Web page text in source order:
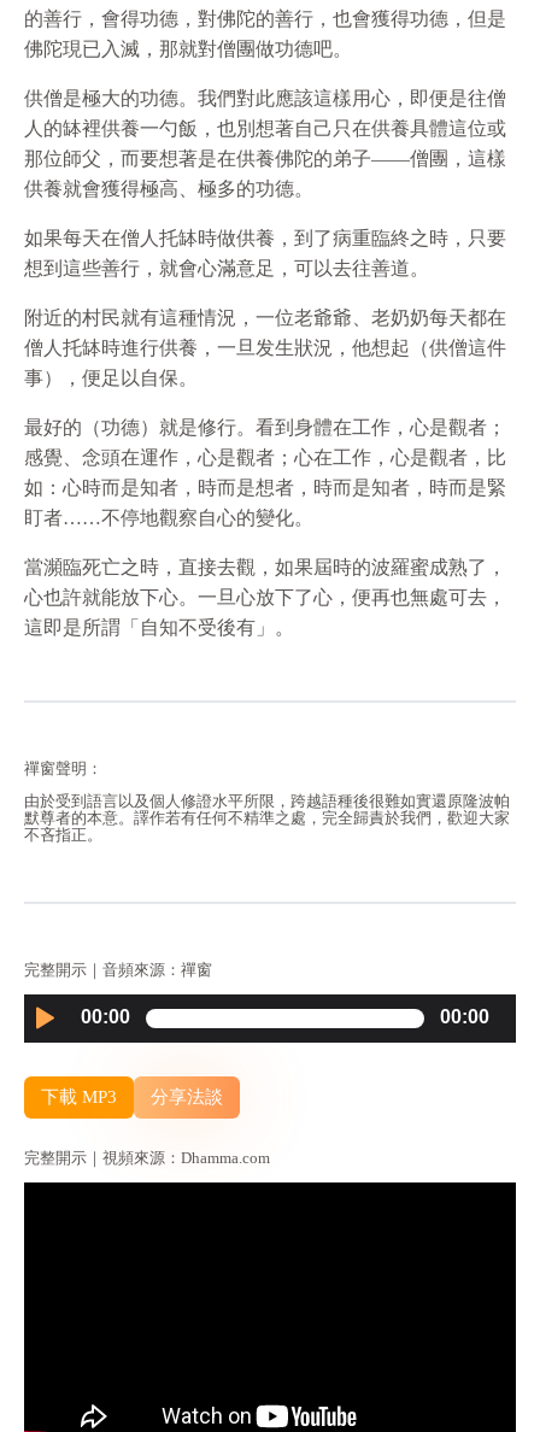
的善行，會得功德，對佛陀的善行，也會獲得功德，但是
佛陀現已入滅，那就對僧團做功德吧。
供僧是極大的功德。我們對此應該這樣用心，即便是往僧
人的缽裡供養一勺飯，也別想著自己只在供養具體這位或
那位師父，而要想著是在供養佛陀的弟子——僧團，這樣
供養就會獲得極高、極多的功德。
如果每天在僧人托缽時做供養，到了病重臨終之時，只要
想到這些善行，就會心滿意足，可以去往善道。
附近的村民就有這種情況，一位老爺爺、老奶奶每天都在
僧人托缽時進行供養，一旦发生狀況，他想起（供僧這件
事），便足以自保。
最好的（功德）就是修行。看到身體在工作，心是觀者；
感覺、念頭在運作，心是觀者；心在工作，心是觀者，比
如：心時而是知者，時而是想者，時而是知者，時而是緊
盯者……不停地觀察自心的變化。
當瀕臨死亡之時，直接去觀，如果屆時的波羅蜜成熟了，
心也許就能放下心。一旦心放下了心，便再也無處可去，
這即是所謂「自知不受後有」。
禪窗聲明：
由於受到語言以及個人修證水平所限，跨越語種後很難如實還原隆波帕
默尊者的本意。譯作若有任何不精準之處，完全歸責於我們，歡迎大家
不吝指正。
完整開示｜音頻來源：禪窗
Audio
Player
00:00 00:00
下載 MP3 分享法談
完整開示｜視頻來源：Dhamma.com